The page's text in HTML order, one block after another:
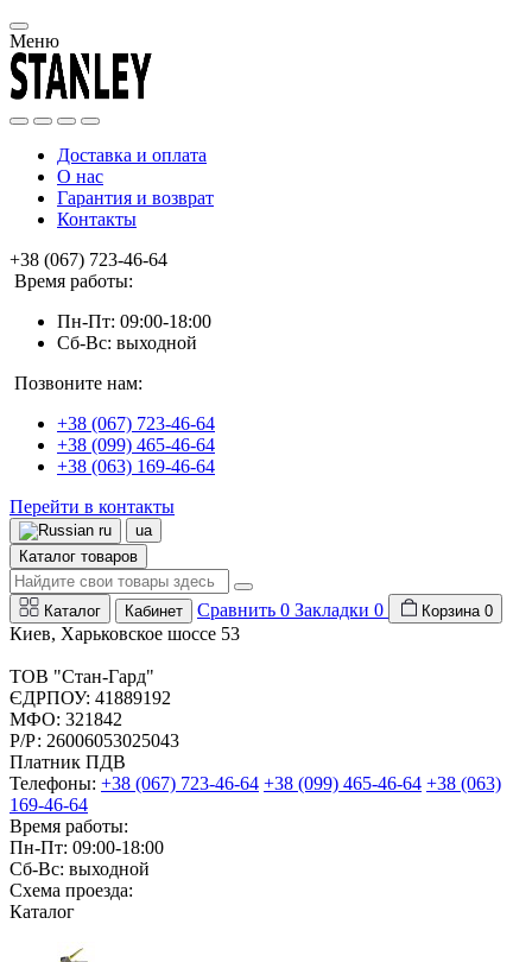
Меню
Доставка и оплата
О нас
Гарантия и возврат
Контакты
+38 (067) 723-46-64
Время работы:
Пн-Пт: 09:00-18:00
Сб-Вс: выходной
Позвоните нам:
+38 (067) 723-46-64
+38 (099) 465-46-64
+38 (063) 169-46-64
Перейти в контакты
ru
ua
Каталог товаров
Каталог Кабинет Сравнить 0 Закладки 0 Корзина 0
Киев, Харьковское шоссе 53
ТОВ "Стан-Гард"
ЄДРПОУ: 41889192
МФО: 321842
Р/Р: 26006053025043
Платник ПДВ
Телефоны: +38 (067) 723-46-64 +38 (099) 465-46-64 +38 (063)
169-46-64
Время работы:
Пн-Пт: 09:00-18:00
Сб-Вс: выходной
Схема проезда:
Каталог